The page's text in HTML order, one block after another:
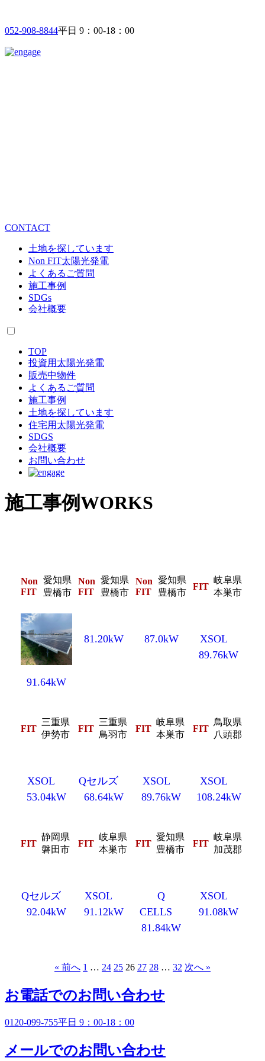
052-908-8844平日 9：00-18：00
CONTACT
土地を探しています
Non FIT太陽光発電
よくあるご質問
施工事例
SDGs
会社概要
TOP
投資用太陽光発電
販売中物件
よくあるご質問
施工事例
土地を探しています
住宅用太陽光発電
SDGS
会社概要
お問い合わせ
施工事例WORKS
Non
FIT
愛知県
豊橋市
91.64kW
Non
FIT
愛知県
豊橋市
81.20kW
Non
FIT
愛知県
豊橋市
87.0kW
FIT
岐阜県
本巣市
XSOL
89.76kW
FIT
三重県
伊勢市
XSOL
53.04kW
FIT
三重県
鳥羽市
Qセルズ
68.64kW
FIT
岐阜県
本巣市
XSOL
89.76kW
FIT
鳥取県
八頭郡
XSOL
108.24kW
FIT
静岡県
磐田市
Qセルズ
92.04kW
FIT
岐阜県
本巣市
XSOL
91.12kW
FIT
愛知県
豊橋市
Q
CELLS
81.84kW
FIT
岐阜県
加茂郡
XSOL
91.08kW
« 前へ 1 … 24 25 26 27 28 … 32 次へ »
お電話でのお問い合わせ
0120-099-755平日 9：00-18：00
メールでのお問い合わせ